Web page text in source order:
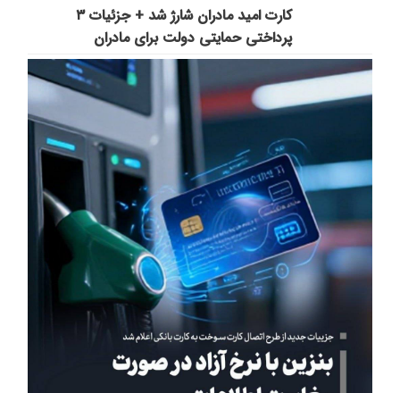
کارت امید مادران شارژ شد + جزئیات ۳
پرداختی حمایتی دولت برای مادران